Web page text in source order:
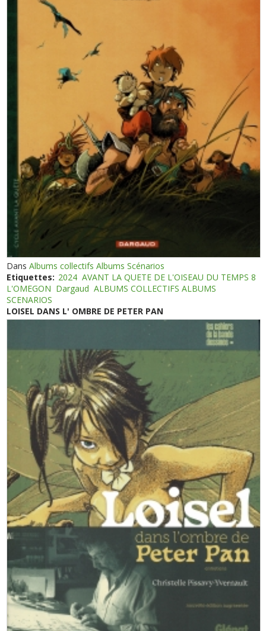
DansAlbums collectifs Albums Scénarios
Etiquettes: 2024 AVANT LA QUETE DE L'OISEAU DU TEMPS 8
L'OMEGON Dargaud ALBUMS COLLECTIFS ALBUMS
SCENARIOS
LOISEL DANS L' OMBRE DE PETER PAN